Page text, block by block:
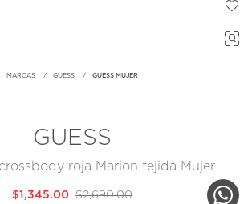
MARCAS GUESS GUESS MUJER
GUESS
roja Marion tejida Mujer
$2,690.00
$1,345.00